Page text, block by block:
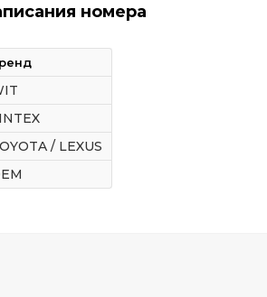
номера
/ LEXUS